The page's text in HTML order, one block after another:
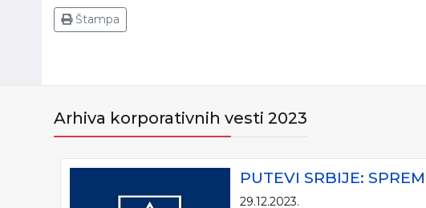
Štampa
Arhiva korporativnih vesti 2023
PUTEVI SRBIJE:
29.12.2023.